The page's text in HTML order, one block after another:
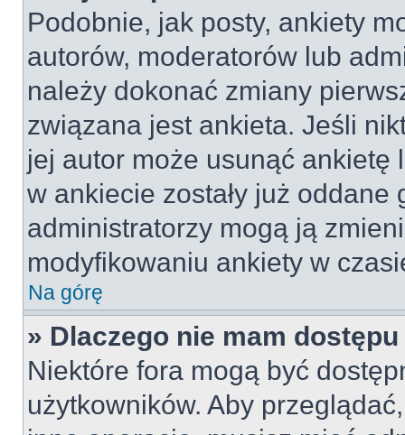
Podobnie, jak posty, ankiety
autorów, moderatorów lub
należy dokonać zmiany
związana jest ankieta. Jeśli
jej autor może usunąć
w ankiecie zostały już oddane
administratorzy mogą ją
modyfikowaniu ankiety w
Na górę
» Dlaczego nie mam
Niektóre fora mogą być
użytkowników. Aby